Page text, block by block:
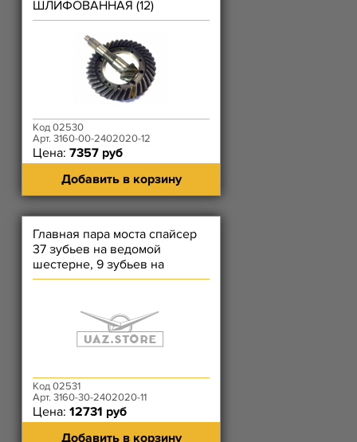
ШЛИФОВАННАЯ (12)
Код 02530
Арт. 3160-00-2402020-12
Цена: 7357 руб
Добавить в корзину
Главная пара моста спайсер
37 зубьев на ведомой
шестерне, 9 зубьев на
ведущей шестерне
Код 02531
Арт. 3160-30-2402020-11
Цена: 12731 руб
Добавить в корзину